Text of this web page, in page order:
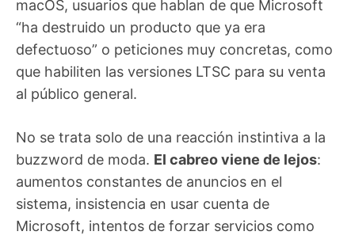
macOS, usuarios que hablan de que Microsoft
“ha destruido un producto que ya era
defectuoso” o peticiones muy concretas, como
que habiliten las versiones LTSC para su venta
al público general.
No se trata solo de una reacción instintiva a la
buzzword de moda. El cabreo viene de lejos:
aumentos constantes de anuncios en el
sistema, insistencia en usar cuenta de
Microsoft, intentos de forzar servicios como